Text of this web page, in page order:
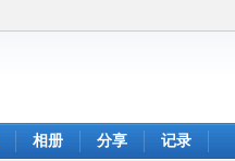
相册 分享 记录